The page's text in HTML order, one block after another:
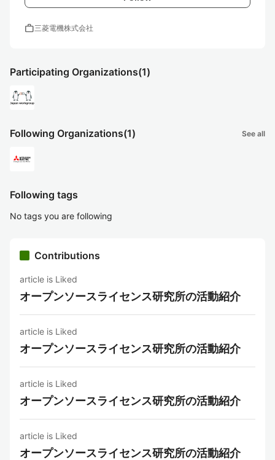
work三菱電機株式会社
Participating Organizations(1)
Following Organizations(1) See all
Following tags
No tags you are following
Contributions
article is Liked
オープンソースライセンス研究所の活動紹介
article is Liked
オープンソースライセンス研究所の活動紹介
article is Liked
オープンソースライセンス研究所の活動紹介
article is Liked
オープンソースライセンス研究所の活動紹介